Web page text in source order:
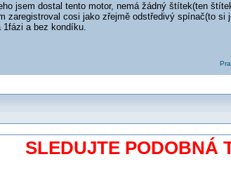
jsem dostal tento motor, nemá žádný štítek(ten
zaregistroval cosi jako zřejmě odstředivý spínač(to
1fázi a bez kondíku.
SLEDUJTE PODOBNÁ